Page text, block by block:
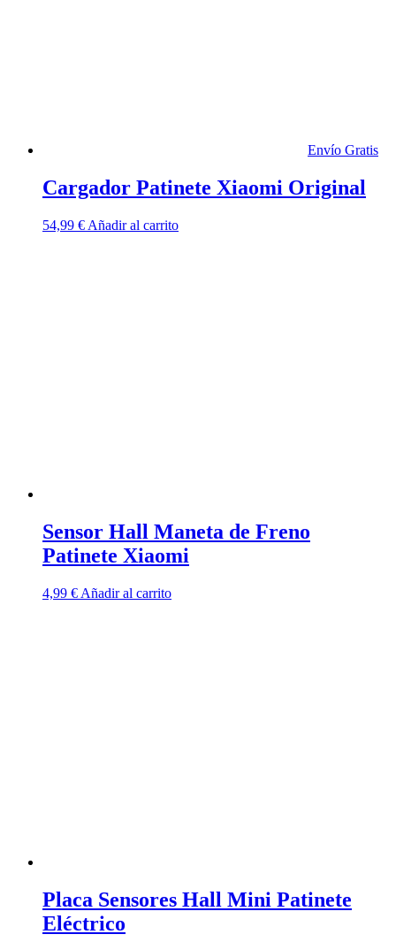
Envío Gratis
Cargador Patinete Xiaomi Original
54,99 € Añadir al carrito
Sensor Hall Maneta de Freno
Patinete Xiaomi
4,99 € Añadir al carrito
Placa Sensores Hall Mini Patinete
Eléctrico